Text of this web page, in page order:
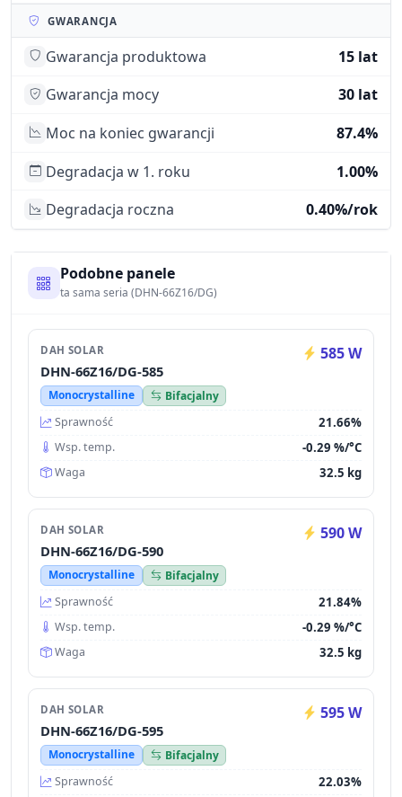
GWARANCJA
Gwarancja produktowa
15 lat
Gwarancja mocy
30 lat
Moc na koniec gwarancji
87.4%
Degradacja w 1. roku
1.00%
Degradacja roczna
0.40%/rok
Podobne panele
ta sama seria (DHN-66Z16/DG)
DAH SOLAR 585 W
DHN-66Z16/DG-585
Monocrystalline
Bifacjalny
Sprawność
21.66%
Wsp. temp. -0.29 %/°C
Waga 32.5 kg
DAH SOLAR 590 W
DHN-66Z16/DG-590
Monocrystalline
Bifacjalny
Sprawność
21.84%
Wsp. temp. -0.29 %/°C
Waga 32.5 kg
DAH SOLAR 595 W
DHN-66Z16/DG-595
Monocrystalline
Bifacjalny
Sprawność
22.03%